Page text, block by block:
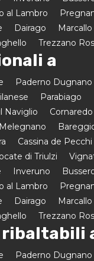
al Lambro
Dairago
Trezzano
a
Paderno Dugnano
Parabiago
Naviglio
Cornaredo
Melegnano
Cassina de Pecchi
di Triulzi
Inveruno
al Lambro
Dairago
Trezzano
ribaltabili
Paderno Dugnano